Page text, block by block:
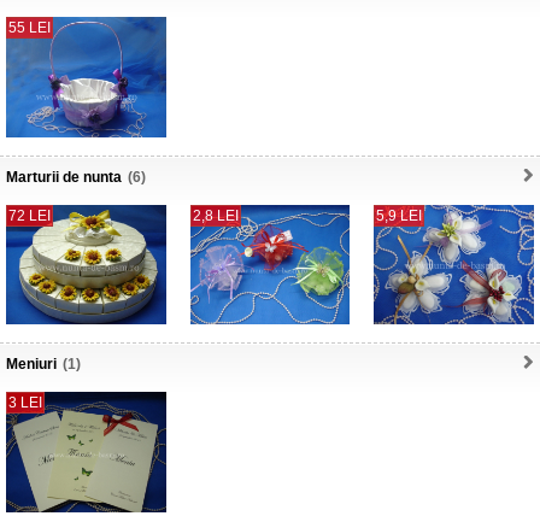
55 LEI
Marturii de nunta (6)
72 LEI 2,8 LEI 5,9 LEI
Meniuri (1)
3 LEI